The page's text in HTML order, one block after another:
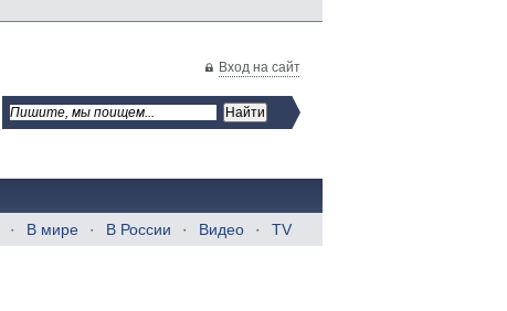
Вход на сайт
В мире В России Видео TV